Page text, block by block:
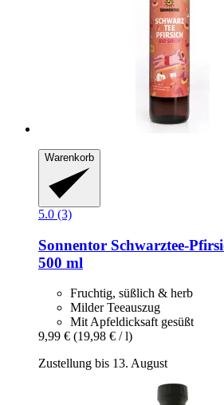
Warenkorb
5.0 (3)
Sonnentor Schwarztee-​
500 ml
Fruchtig, süßlich & herb
Milder Teeauszug
Mit Apfeldicksaft gesüßt
9,99 € (19,98 € / l)
Zustellung bis 13. August